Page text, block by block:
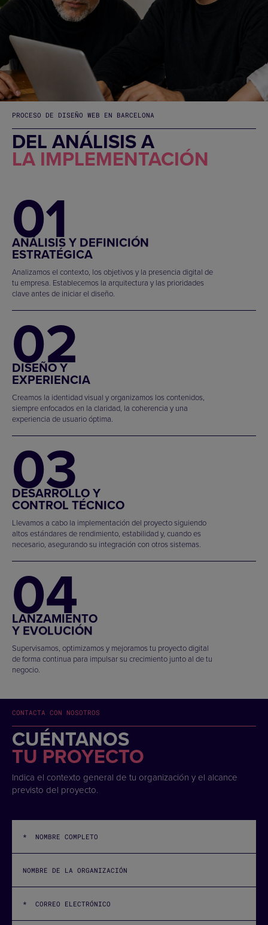
PROCESO DE DISEÑO WEB EN BARCELONA
DEL ANÁLISIS A
LA IMPLEMENTACIÓN
01
ANÁLISIS Y DEFINICIÓN
ESTRATÉGICA
Analizamos el contexto, los objetivos y la presencia digital de
tu empresa. Establecemos la arquitectura y las prioridades
clave antes de iniciar el diseño.
02
DISEÑO Y
EXPERIENCIA
Creamos la identidad visual y organizamos los contenidos,
siempre enfocados en la claridad, la coherencia y una
experiencia de usuario óptima.
03
DESARROLLO Y
CONTROL TÉCNICO
Llevamos a cabo la implementación del proyecto siguiendo
altos estándares de rendimiento, estabilidad y, cuando es
necesario, asegurando su integración con otros sistemas.
04
LANZAMIENTO
Y EVOLUCIÓN
Supervisamos, optimizamos y mejoramos tu proyecto digital
de forma continua para impulsar su crecimiento junto al de tu
negocio.
CONTACTA CON NOSOTROS
CUÉNTANOS
TU PROYECTO
Indica el contexto general de tu organización y el alcance
previsto del proyecto.